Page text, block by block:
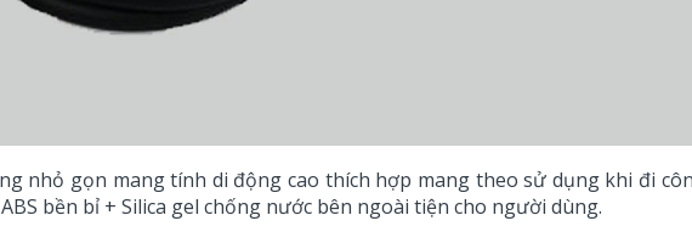
nhỏ gọn mang tính di động cao thích hợp mang theo sử dụng khi đi
bền bỉ + Silica gel chống nước bên ngoài tiện cho người dùng.